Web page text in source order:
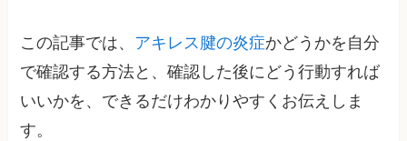
この記事では、 アキレス腱の炎症かどうかを自分
で確認する方法と、確認した後にどう行動すれば
いいかを、できるだけわかりやすくお伝えしま
す。